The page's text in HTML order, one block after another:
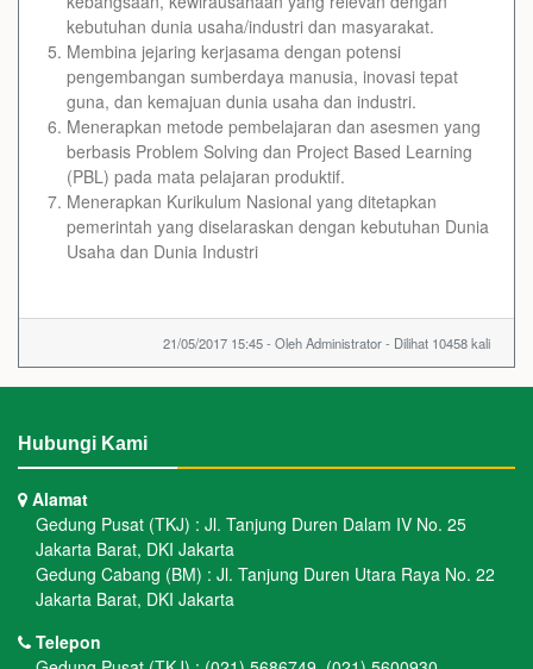
kebutuhan dunia usaha/industri dan masyarakat.
Membina jejaring kerjasama dengan potensi
pengembangan sumberdaya manusia, inovasi tepat
guna, dan kemajuan dunia usaha dan industri.
Menerapkan metode pembelajaran dan asesmen yang
berbasis Problem Solving dan Project Based Learning
(PBL) pada mata pelajaran produktif.
Menerapkan Kurikulum Nasional yang ditetapkan
pemerintah yang diselaraskan dengan kebutuhan Dunia
Usaha dan Dunia Industri
21/05/2017 15:45 - Oleh Administrator - Dilihat 10458 kali
Hubungi Kami
Alamat
Gedung Pusat (TKJ) : Jl. Tanjung Duren Dalam IV No. 25
Jakarta Barat, DKI Jakarta
Gedung Cabang (BM) : Jl. Tanjung Duren Utara Raya No. 22
Jakarta Barat, DKI Jakarta
Telepon